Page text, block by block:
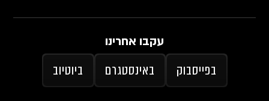
עקבו אחרינו
בפייסבוק באינסטגרם ביוטיוב